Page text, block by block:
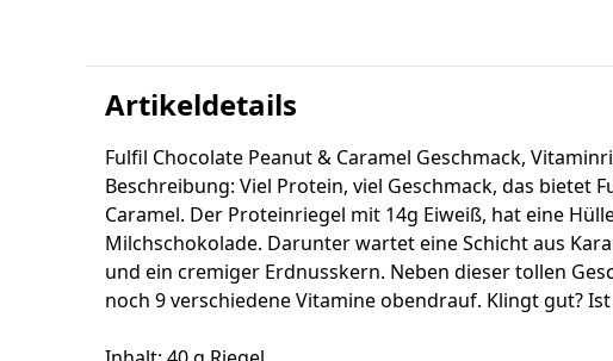
Artikeldetails
Fulfil Chocolate Peanut & Caramel Geschmack,
Beschreibung: Viel Protein, viel Geschmack, das bietet
Caramel. Der Proteinriegel mit 14g Eiweiß, hat eine
Milchschokolade. Darunter wartet eine Schicht aus
und ein cremiger Erdnusskern. Neben dieser tollen
noch 9 verschiedene Vitamine obendrauf. Klingt gut? Ist